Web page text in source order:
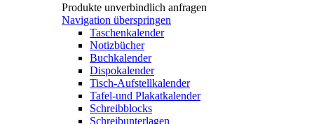
Produkte unverbindlich anfragen
Navigation überspringen
Taschenkalender
Notizbücher
Buchkalender
Dispokalender
Tisch-Aufstellkalender
Tafel-und Plakatkalender
Schreibblocks
Schreibunterlagen